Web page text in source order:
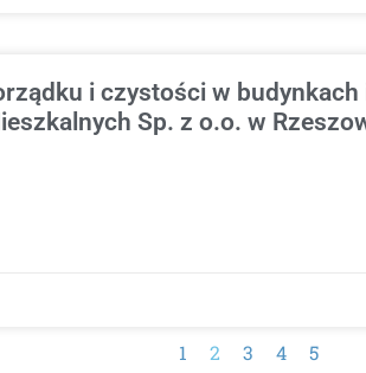
i czystości w
Sp. z o.o. w
1 2 3 4 5